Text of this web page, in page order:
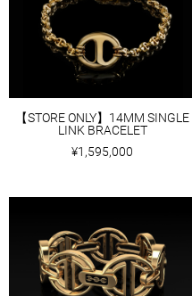
【STORE ONLY】14MM SINGLE
LINK BRACELET
¥1,595,000